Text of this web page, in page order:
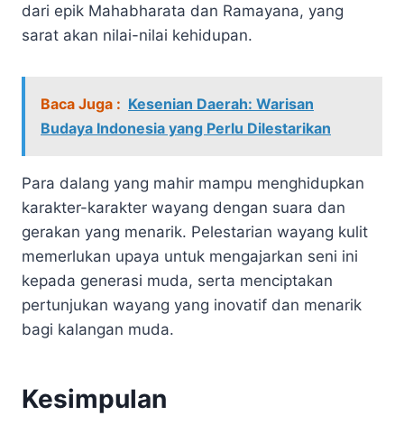
dari epik Mahabharata dan Ramayana, yang
sarat akan nilai-nilai kehidupan.
Baca Juga : Kesenian Daerah: Warisan
Budaya Indonesia yang Perlu Dilestarikan
Para dalang yang mahir mampu menghidupkan
karakter-karakter wayang dengan suara dan
gerakan yang menarik. Pelestarian wayang kulit
memerlukan upaya untuk mengajarkan seni ini
kepada generasi muda, serta menciptakan
pertunjukan wayang yang inovatif dan menarik
bagi kalangan muda.
Kesimpulan